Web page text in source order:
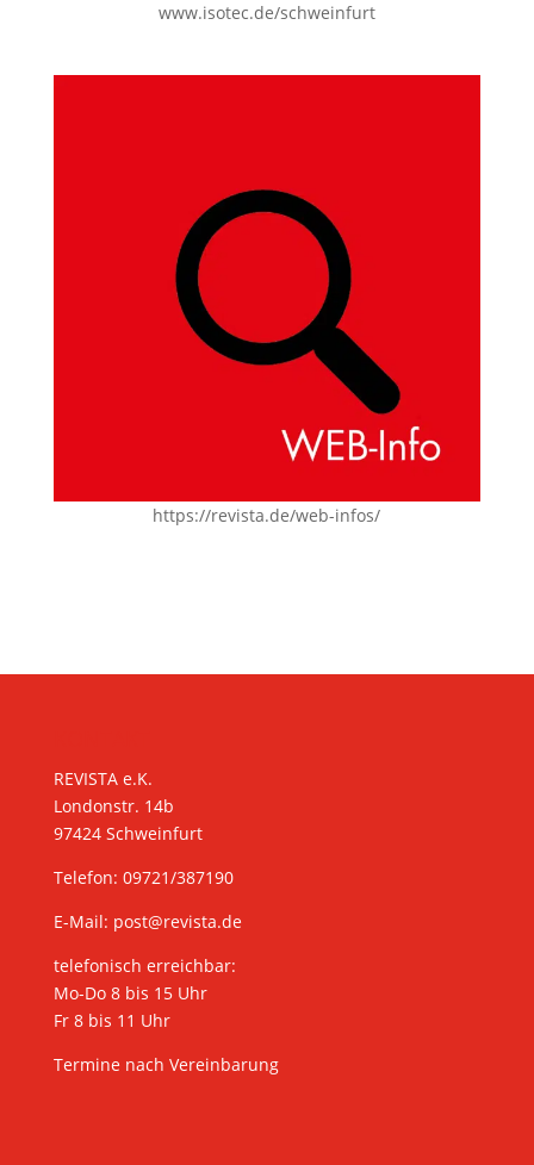
www.isotec.de/schweinfurt
https://revista.de/web-infos/
REVISTA e.K.
Londonstr. 14b
97424 Schweinfurt
Telefon: 09721/387190
E-Mail: post@revista.de
telefonisch erreichbar:
Mo-Do 8 bis 15 Uhr
Fr 8 bis 11 Uhr
Termine nach Vereinbarung